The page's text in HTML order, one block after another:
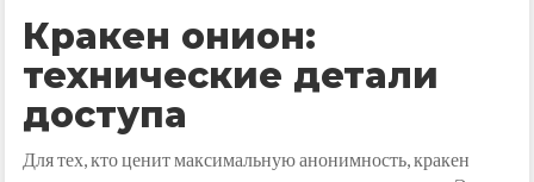
Кракен онион:
технические детали
доступа
Для тех, кто ценит максимальную анонимность, кракен